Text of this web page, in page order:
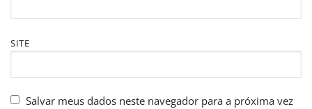
SITE
Salvar meus dados neste navegador para a próxima vez